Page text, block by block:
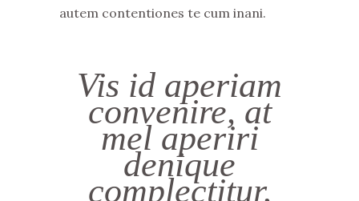
autem contentiones te cum inani.
Vis id aperiam
convenire, at
mel aperiri
denique
complectitur,